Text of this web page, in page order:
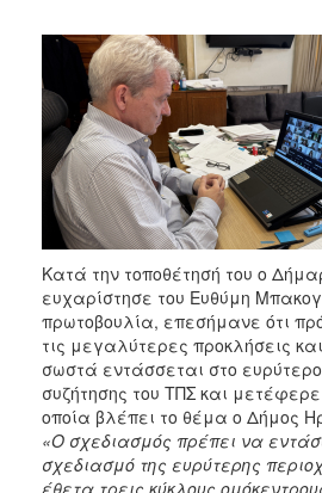
Κατά την τοποθέτησή του ο
ευχαρίστησε του Ευθύμη
πρωτοβουλία, επεσήμανε ότι
τις μεγαλύτερες προκλήσεις
σωστά εντάσσεται στο
συζήτησης του ΤΠΣ και
οποία βλέπει το θέμα ο Δήμος
«Ο σχεδιασμός πρέπει να
σχεδιασμό της ευρύτερης
έθετα τρεις κύκλους